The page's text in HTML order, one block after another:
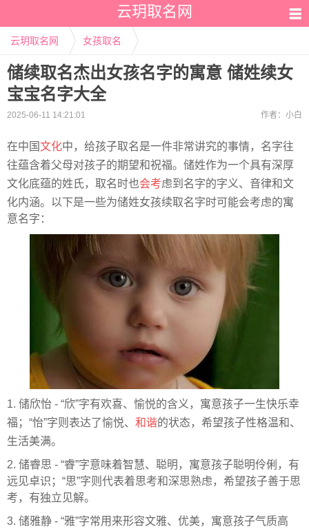
云玥取名网
云玥取名网 女孩取名
储续取名杰出女孩名字的寓意 储姓续女
宝宝名字大全
2025-06-11 14:21:01 作者： 小白
在中国文化中，给孩子取名是一件非常讲究的事情，名字往
往蕴含着父母对孩子的期望和祝福。储姓作为一个具有深厚
文化底蕴的姓氏，取名时也会考虑到名字的字义、音律和文
化内涵。以下是一些为储姓女孩续取名字时可能会考虑的寓
意名字：
1. 储欣怡 - “欣”字有欢喜、愉悦的含义，寓意孩子一生快乐幸
福；“怡”字则表达了愉悦、 和谐的状态，希望孩子性格温和、
生活美满。
2. 储睿思 - “睿”字意味着智慧、聪明，寓意孩子聪明伶俐，有
远见卓识；“思”字则代表着思考和深思熟虑，希望孩子善于思
考，有独立见解。
3. 储雅静 - “雅”字常用来形容文雅、优美，寓意孩子气质高